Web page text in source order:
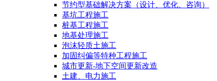
节约型基础解决方案（设计、优化、咨询）
基坑工程施工
桩基工程施工
地基处理施工
泡沫轻质土施工
加固纠偏等特种工程施工
城市更新-地下空间更新改造
土建、电力施工